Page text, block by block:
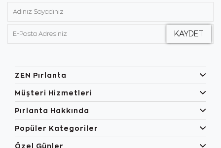
ZEN Pırlanta
Müşteri Hizmetleri
Pırlanta Hakkında
Popüler Kategoriler
Özel Günler